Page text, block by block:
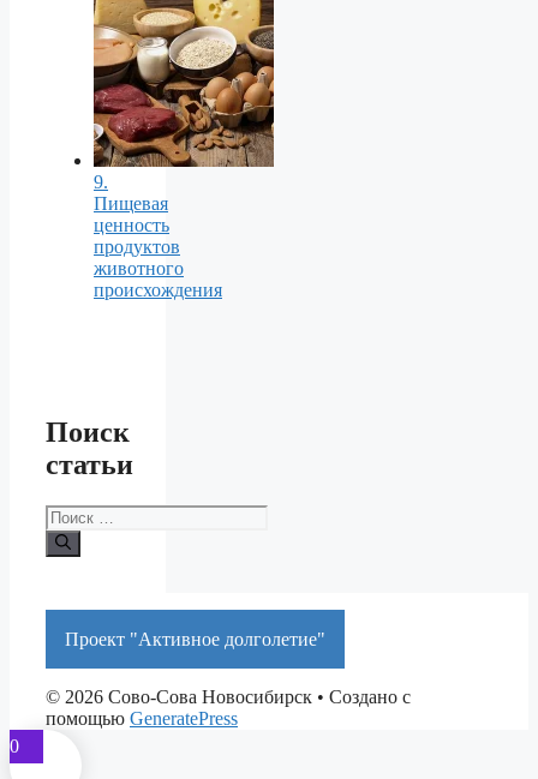
9.
Пищевая
ценность
продуктов
животного
происхождения
Поиск
статьи
Поиск:
Проект "Активное долголетие"
© 2026 Сово-Сова Новосибирск • Создано с
помощью GeneratePress
0